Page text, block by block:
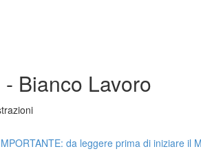
Bianco Lavoro
da leggere prima di iniziare il